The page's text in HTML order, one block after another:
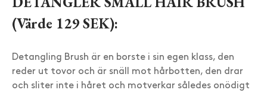
(Värde 129 SEK):
Detangling Brush är en borste i sin egen klass, den
reder ut tovor och är snäll mot hårbotten, den drar
och sliter inte i håret och motverkar således onödigt